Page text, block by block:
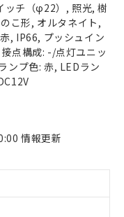
ッチ（φ22）, 照光, 樹
こ形, オルタネイト,
, IP66, プッシュイン
点構成: -/点灯ユニッ
ンプ色: 赤, LEDラン
情報更新